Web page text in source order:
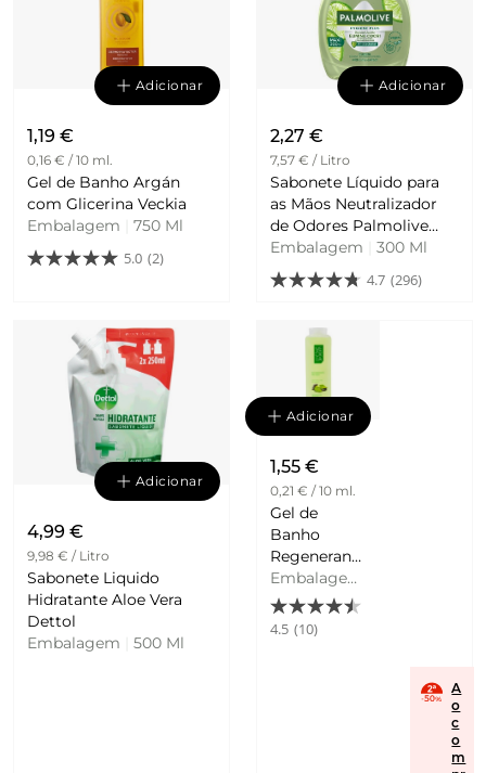
Adicionar
1,19 €
0,16 € / 10 ml.
Gel de Banho Argán
com Glicerina Veckia
Embalagem
750 Ml
5.0 (2)
Adicionar
2,27 €
7,57 € / Litro
Sabonete Líquido para
as Mãos Neutralizador
de Odores Palmolive
Memories Flower
Embalagem
300 Ml
4.7 (296)
Adicionar
4,99 €
9,98 € / Litro
Sabonete Liquido
Hidratante Aloe Vera
Dettol
Embalagem
500 Ml
Adicionar
1,55 €
0,21 € / 10 ml.
Gel de
Banho
Regenerante
para Pele
Seca com
Aloe Vera e
Embalagem
|750 Ml
4.5 (10)
A
o
c
o
m